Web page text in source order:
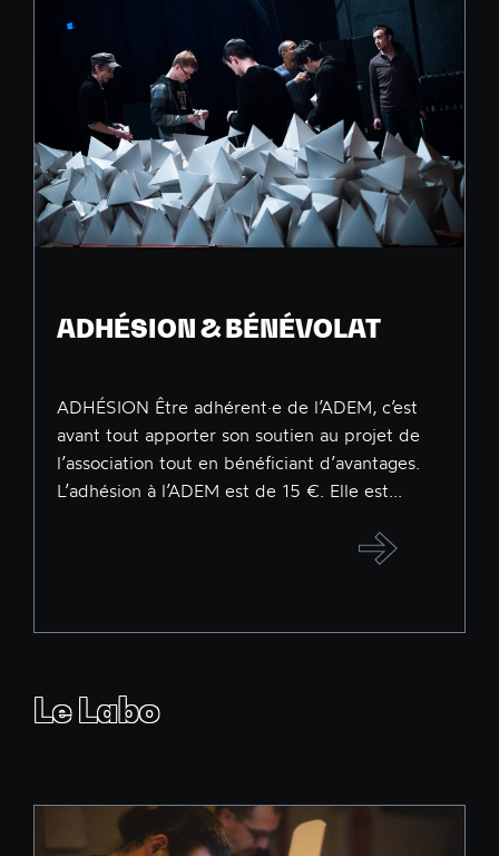
ADHÉSION & BÉNÉVOLAT
ADHÉSION Être adhérent·e de l’ADEM, c’est
avant tout apporter son soutien au projet de
l’association tout en bénéficiant d’avantages.
L’adhésion à l’ADEM est de 15 €. Elle est...
Le Labo